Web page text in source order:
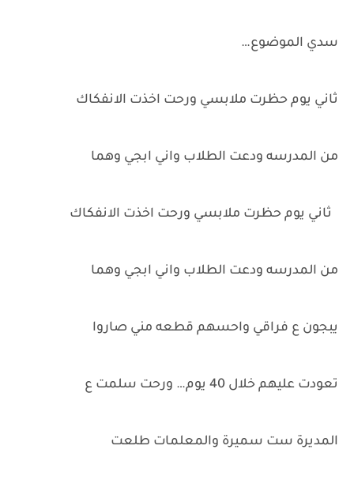
سدي الموضوع…
ثاني يوم حظرت ملابسي ورحت اخذت الانفكاك
من المدرسه ودعت الطلاب واني ابجي وهما
ثاني يوم حظرت ملابسي ورحت اخذت الانفكاك
من المدرسه ودعت الطلاب واني ابجي وهما
يبجون ع فراقي واحسهم قطعه مني صاروا
تعودت عليهم خلال 40 يوم… ورحت سلمت ع
المديرة ست سميرة والمعلمات طلعت